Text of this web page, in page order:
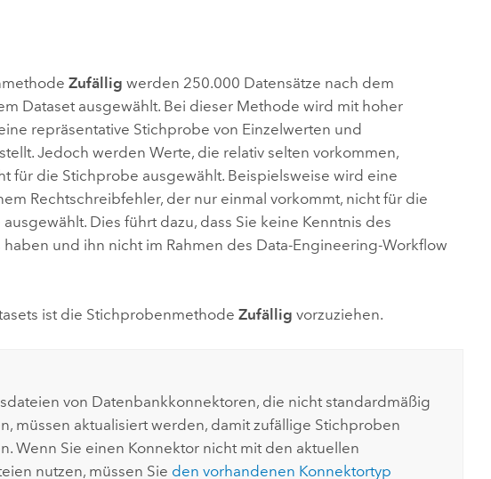
Zufällig werden 250.000 Datensätze nach dem
Dataset ausgewählt. Bei dieser Methode wird mit hoher
repräsentative Stichprobe von Einzelwerten und
Jedoch werden Werte, die relativ selten vorkommen,
für die Stichprobe ausgewählt. Beispielsweise wird eine
Rechtschreibfehler, der nur einmal vorkommt, nicht für die
Dies führt dazu, dass Sie keine Kenntnis des
und ihn nicht im Rahmen des Data-Engineering-Workflow
ist die StichprobenmethodeZufällig vorzuziehen.
von Datenbankkonnektoren, die nicht standardmäßig
müssen aktualisiert werden, damit zufällige Stichproben
Wenn Sie einen Konnektor nicht mit den aktuellen
nutzen, müssen Sie den vorhandenen Konnektortyp